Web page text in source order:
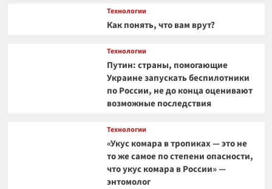
Технологии
Как понять, что вам врут?
Технологии
Путин: страны, помогающие
Украине запускать беспилотники
по России, не до конца оценивают
возможные последствия
Технологии
«Укус комара в тропиках — это не
то же самое по степени опасности,
что укус комара в России» —
энтомолог